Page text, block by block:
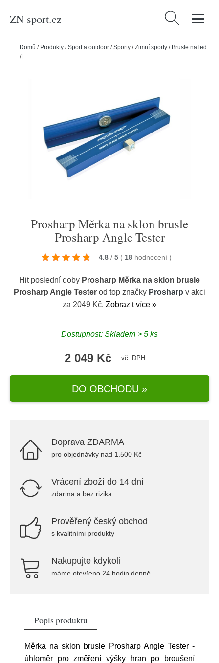
ZN sport.cz Vyhledávání
Domů / Produkty /Sport a outdoor /Sporty /Zimní sporty / Brusle na led
/
Prosharp Měrka na sklon brusle
Prosharp Angle Tester
4.8 / 5 ( 18 hodnocení )
Hit poslední doby Prosharp Měrka na sklon brusle
Prosharp Angle Tester od top značky Prosharp v akci
za 2049 Kč. Zobrazit více »
Dostupnost: Skladem > 5 ks
2 049 Kč vč. DPH
DO OBCHODU »
Doprava ZDARMA
pro objednávky nad 1.500 Kč
Vrácení zboží do 14 dní
zdarma a bez rizika
Prověřený český obchod
s kvalitními produkty
Nakupujte kdykoli
máme otevřeno 24 hodin denně
Popis produktu
Měrka na sklon brusle Prosharp Angle Tester -
úhloměr pro změření výšky hran po broušení